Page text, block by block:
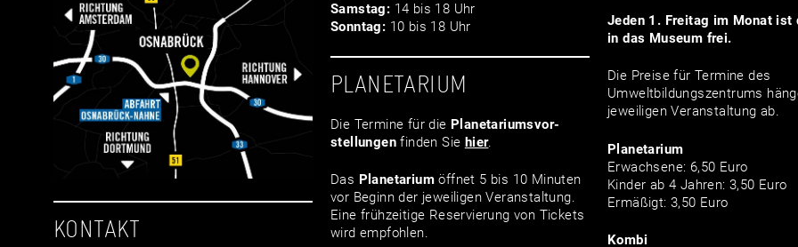
KONTAKT
Samstag: 14 bis 18 Uhr
Sonntag: 10 bis 18 Uhr
PLANETARIUM
Die Termine für die Planetariumsvor­
stellungen finden Sie hier.
Das Planetarium öffnet 5 bis 10 Minuten
vor Beginn der jeweiligen Veranstaltung.
Eine frühzeitige Reservierung von Tickets
wird empfohlen.
Jeden 1. Freitag im Monat ist
in das Museum frei.
Die Preise für Termine des
Umweltbildungszentrums
jeweiligen Veranstaltung ab.
Planetarium
Erwachsene: 6,50 Euro
Kinder ab 4 Jahren: 3,50 Euro
Ermäßigt: 3,50 Euro
Kombi